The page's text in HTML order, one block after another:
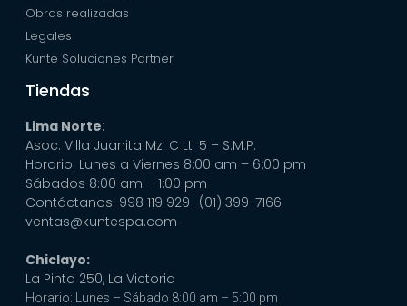
Obras realizadas
Legales
Kunte Soluciones Partner
Tiendas
Lima Norte:
Asoc. Villa Juanita Mz. C Lt. 5 – S.M.P.
Horario: Lunes a Viernes 8:00 am – 6:00 pm
Sábados 8:00 am – 1:00 pm
Contáctanos: 998 119 929 | (01) 399-7166
ventas@kuntespa.com
Chiclayo:
La Pinta 250, La Victoria
Horario: Lunes – Sábado 8:00 am – 5:00 pm